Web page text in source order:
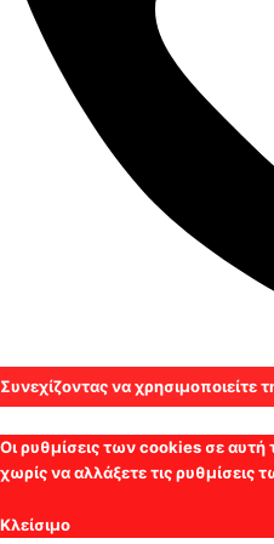
Συνεχίζοντας να
Οι ρυθμίσεις των cookies σε αυτή
χωρίς να αλλάξετε τις ρυθμίσεις
Κλείσιμο